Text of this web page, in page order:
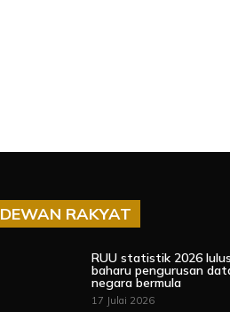
DEWAN RAKYAT
RUU statistik 2026
baharu pengurusan
negara bermula
17 Julai 2026